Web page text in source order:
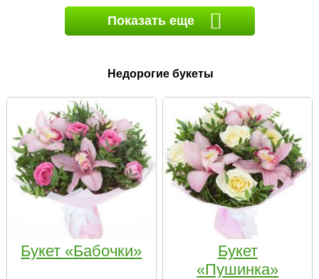
Показать еще
Недорогие букеты
Букет «Бабочки»
Букет
«Пушинка»